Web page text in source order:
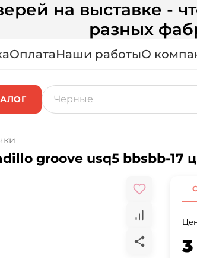
на выставке -
разных
ОплатаНаши работыО
groove usq5 bbsbb-17